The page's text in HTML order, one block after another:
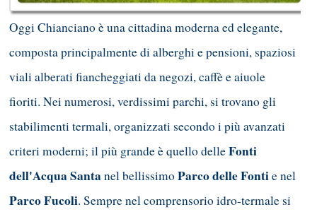
Oggi Chianciano è una cittadina moderna ed elegante,
composta principalmente di alberghi e pensioni, spaziosi
viali alberati fiancheggiati da negozi, caffè e aiuole
fioriti. Nei numerosi, verdissimi parchi, si trovano gli
stabilimenti termali, organizzati secondo i più avanzati
criteri moderni; il più grande è quello delleFonti
dell'Acqua Santanel bellissimoParco delle Fontie nel
Parco Fucoli. Sempre nel comprensorio idro-termale si